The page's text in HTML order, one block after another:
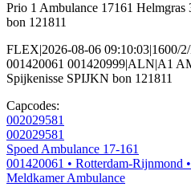
Prio 1 Ambulance 17161 Helmgras
bon 121811
FLEX|2026-08-06 09:10:03|1600/
001420061 001420999|ALN|A1
Spijkenisse SPIJKN bon 121811
Capcodes:
002029581
002029581
Spoed Ambulance 17-161
001420061 • Rotterdam-Rijnmond
Meldkamer Ambulance